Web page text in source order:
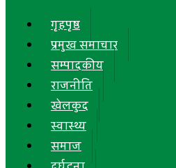
गृहपृष्ठ
प्रमुख समाचार
सम्पादकीय
राजनीति
खेलकुद
स्वास्थ्य
समाज